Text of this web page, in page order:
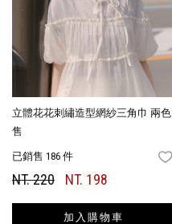
立體花花刺繡造型網紗三角巾 兩色
售
已銷售 186 件
NT. 220 NT. 198
加入購物車